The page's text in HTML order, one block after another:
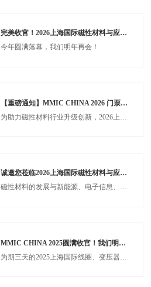
完美收官！2026上海国际磁性材料与应用产业链展圆满落幕，三天先进制造盛宴铸就产业新标杆！
今年圆满落幕，我们明年再会！
【重磅通知】MMIC CHINA 2026 门票攻略升级！提前登记 / 组团免费，现场抽奖+万亿商机双重福利来袭！
诚邀您莅临2026上海国际磁性材料与应用产业链展览会！
磁性材料的发展与新能源、电子信息、生物医疗等战略性产业的发展息息相关，未来将朝着高性能化、低维化、智能化和可持续化方向演进。尽管面临资源和技术挑战，但通过技术创新和跨领域合作，磁性材料有望在绿色能源、量子科技、生物医学等领域持续突破，成为推动第四次工业革命
MMIC CHINA 2025圆满收官！我们明年3月沪上再相会！ ​